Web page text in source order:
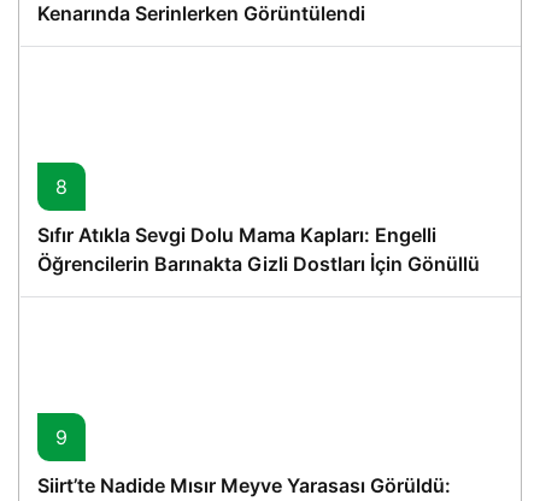
Kenarında Serinlerken Görüntülendi
8
Sıfır Atıkla Sevgi Dolu Mama Kapları: Engelli
Öğrencilerin Barınakta Gizli Dostları İçin Gönüllü
Proje
9
Siirt’te Nadide Mısır Meyve Yarasası Görüldü: